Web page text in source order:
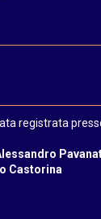
registrata
Castorina